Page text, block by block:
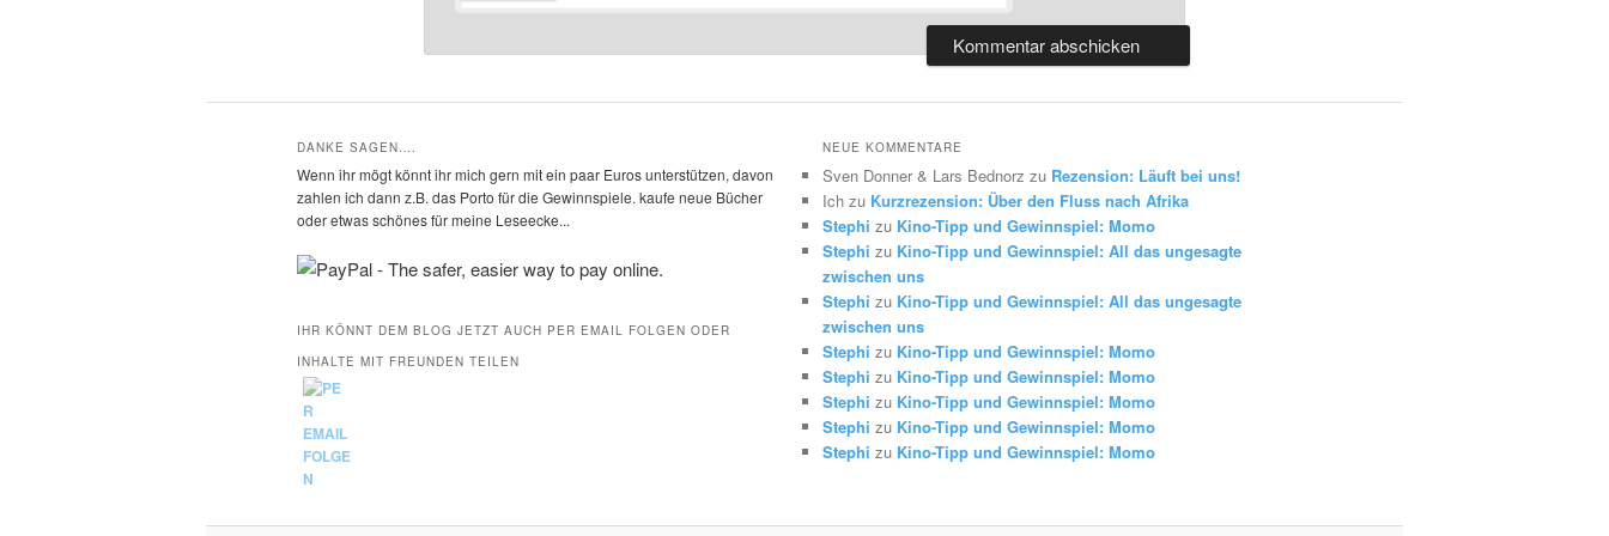
DANKE SAGEN….
Wenn ihr mögt könnt ihr mich gern mit ein paar Euros unterstützen, davon
zahlen ich dann z.B. das Porto für die Gewinnspiele. kaufe neue Bücher
oder etwas schönes für meine Leseecke...
IHR KÖNNT DEM BLOG JETZT AUCH PER EMAIL FOLGEN ODER
INHALTE MIT FREUNDEN TEILEN
NEUE KOMMENTARE
Sven Donner & Lars Bednorz zu Rezension: Läuft bei uns!
Ich zu Kurzrezension: Über den Fluss nach Afrika
Stephi zu Kino-Tipp und Gewinnspiel: Momo
Stephi zu Kino-Tipp und Gewinnspiel: All das ungesagte
zwischen uns
Stephi zu Kino-Tipp und Gewinnspiel: All das ungesagte
zwischen uns
Stephi zu Kino-Tipp und Gewinnspiel: Momo
Stephi zu Kino-Tipp und Gewinnspiel: Momo
Stephi zu Kino-Tipp und Gewinnspiel: Momo
Stephi zu Kino-Tipp und Gewinnspiel: Momo
Stephi zu Kino-Tipp und Gewinnspiel: Momo